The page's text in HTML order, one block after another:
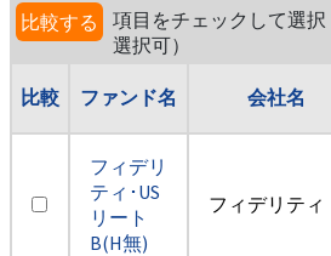
比較する
項目をチェックして選
選択可）
比較 ファンド名 会社名
フィデリ
ティ･US
リート
B(H無)
フィデリティ